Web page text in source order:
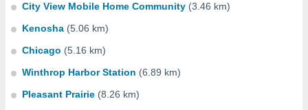
City View Mobile Home Community (3.46 km)
Kenosha (5.06 km)
Chicago (5.16 km)
Winthrop Harbor Station (6.89 km)
Pleasant Prairie (8.26 km)